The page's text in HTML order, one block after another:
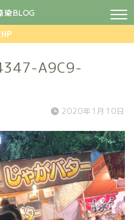
染BLOG
A9C9-
2020年1月10日